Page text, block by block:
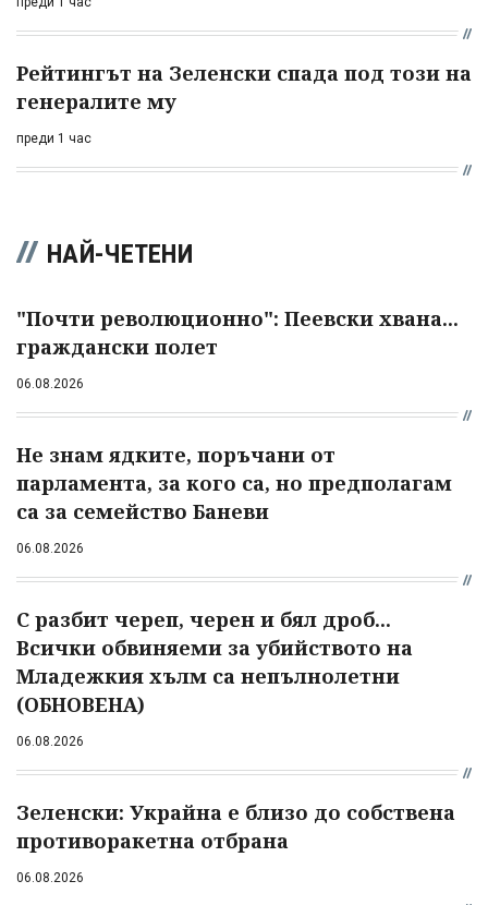
Рейтингът на Зеленски спада под този на
генералите му
преди 1 час
НАЙ-ЧЕТЕНИ
"Почти революционно": Пеевски хвана...
граждански полет
06.08.2026
Не знам ядките, поръчани от
парламента, за кого са, но предполагам
са за семейство Баневи
06.08.2026
С разбит череп, черен и бял дроб...
Всички обвиняеми за убийството на
Младежкия хълм са непълнолетни
(ОБНОВЕНА)
06.08.2026
Зеленски: Украйна е близо до собствена
противоракетна отбрана
06.08.2026